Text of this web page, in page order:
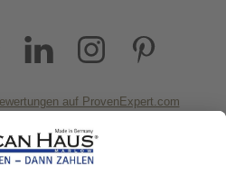
auf ProvenExpert.com